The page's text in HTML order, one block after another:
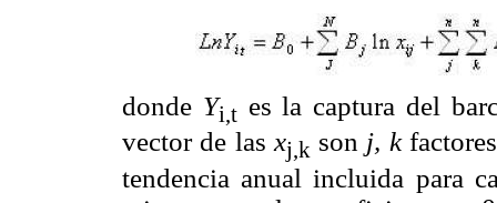
donde Yi,tes la captura del
vector de lasxj,k son j, k
tendencia anual incluida para